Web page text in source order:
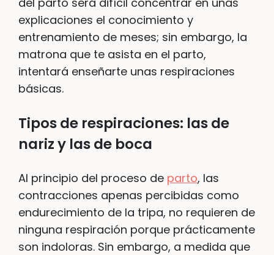
explicaciones el conocimiento y
entrenamiento de meses; sin embargo, la
matrona que te asista en el parto,
intentará enseñarte unas respiraciones
básicas.
Tipos de respiraciones: las de
nariz y las de boca
Al principio del proceso de parto, las
contracciones apenas percibidas como
endurecimiento de la tripa, no requieren de
ninguna respiración porque prácticamente
son indoloras. Sin embargo, a medida que